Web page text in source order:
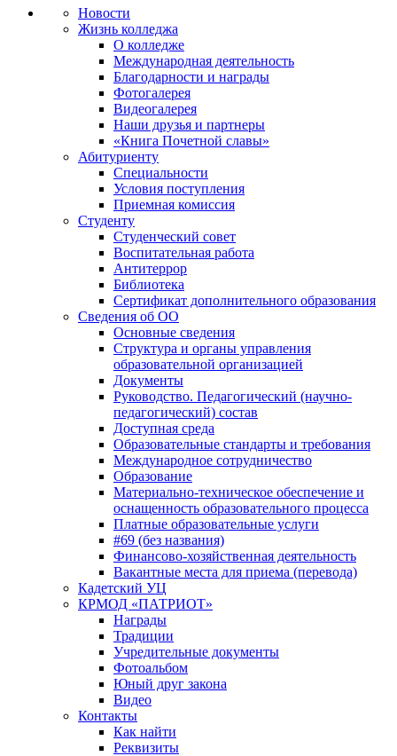
Новости
Жизнь колледжа
О колледже
Международная деятельность
Благодарности и награды
Фотогалерея
Видеогалерея
Наши друзья и партнеры
«Книга Почетной славы»
Абитуриенту
Специальности
Условия поступления
Приемная комиссия
Студенту
Студенческий совет
Воспитательная работа
Антитеррор
Библиотека
Сертификат дополнительного образования
Сведения об ОО
Основные сведения
Структура и органы управления
образовательной организацией
Документы
Руководство. Педагогический (научно-
педагогический) состав
Доступная среда
Образовательные стандарты и требования
Международное сотрудничество
Образование
Материально-техническое обеспечение и
оснащенность образовательного процесса
Платные образовательные услуги
#69 (без названия)
Финансово-хозяйственная деятельность
Вакантные места для приема (перевода)
Кадетский УЦ
КРМОД «ПАТРИОТ»
Награды
Традиции
Учредительные документы
Фотоальбом
Юный друг закона
Видео
Контакты
Как найти
Реквизиты